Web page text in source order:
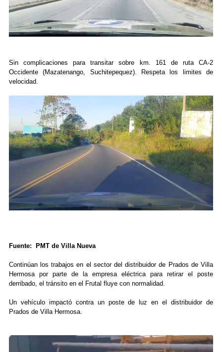
Sin complicaciones para transitar sobre km. 161 de ruta CA-2
Occidente (Mazatenango, Suchitepequez). Respeta los limites de
velocidad.
Fuente: PMT de Villa Nueva
Continúan los trabajos en el sector del distribuidor de Prados de Villa
Hermosa por parte de la empresa eléctrica para retirar el poste
derribado, el tránsito en el Frutal fluye con normalidad.
Un vehículo impactó contra un poste de luz en el distribuidor de
Prados de Villa Hermosa.